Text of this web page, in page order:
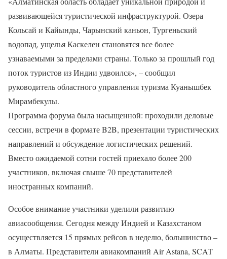
развивающейся туристической инфраструктурой. Озера
Кольсай и Кайынды, Чарынский каньон, Тургеньский
водопад, ущелья Каскелен становятся все более
узнаваемыми за пределами страны. Только за прошлый год
поток туристов из Индии удвоился», – сообщил
руководитель областного управления туризма Куанышбек
Мирамбекулы.
Программа форума была насыщенной: проходили деловые
сессии, встречи в формате B2B, презентации туристических
направлений и обсуждение логистических решений.
Вместо ожидаемой сотни гостей приехало более 200
участников, включая свыше 70 представителей
иностранных компаний.
Особое внимание участники уделили развитию
авиасообщения. Сегодня между Индией и Казахстаном
осуществляется 15 прямых рейсов в неделю, большинство –
в Алматы. Представители авиакомпаний Air Astana, SCAT